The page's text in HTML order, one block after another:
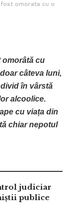
fost omorata cu o
omorâtă cu
câteva luni,
în vârstă
alcoolice.
cu viața din
chiar nepotul
judiciar
publice